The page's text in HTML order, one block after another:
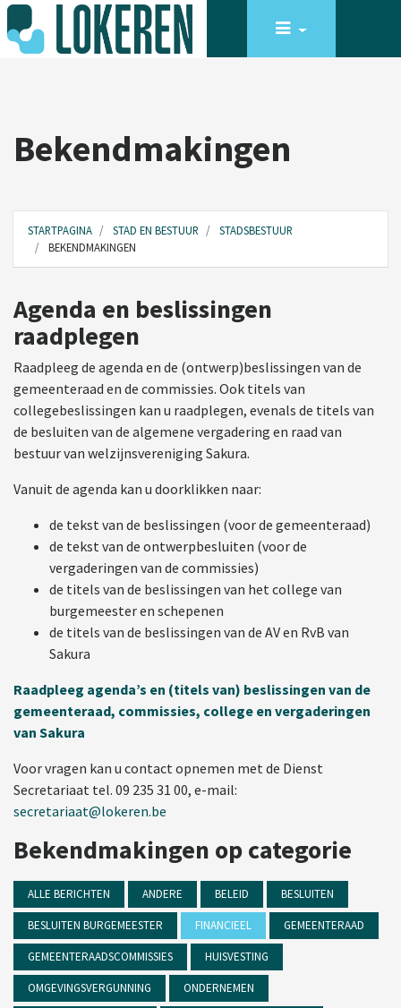
Bekendmakingen
STARTPAGINA STAD EN BESTUUR
STADSBESTUUR
BEKENDMAKINGEN
Agenda en beslissingen
raadplegen
Raadpleeg de agenda en de (ontwerp)beslissingen van de
gemeenteraad en de commissies. Ook titels van
collegebeslissingen kan u raadplegen, evenals de titels van
de besluiten van de algemene vergadering en raad van
bestuur van welzijnsvereniging Sakura.
Vanuit de agenda kan u doorklikken naar:
de tekst van de beslissingen (voor de gemeenteraad)
de tekst van de ontwerpbesluiten (voor de
vergaderingen van de commissies)
de titels van de beslissingen van het college van
burgemeester en schepenen
de titels van de beslissingen van de AV en RvB van
Sakura
Raadpleeg agenda’s en (titels van) beslissingen van de
gemeenteraad, commissies, college en vergaderingen
van Sakura
Voor vragen kan u contact opnemen met de Dienst
Secretariaat tel. 09 235 31 00, e-mail:
secretariaat@lokeren.be
Bekendmakingen op categorie
ALLE BERICHTEN ANDERE BELEID BESLUITEN
BESLUITEN BURGEMEESTER FINANCIEEL GEMEENTERAAD
GEMEENTERAADSCOMMISSIES HUISVESTING
OMGEVINGSVERGUNNING ONDERNEMEN